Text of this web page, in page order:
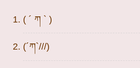
( ´ ཀ ` )
(´ཀ`///)